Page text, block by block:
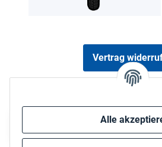
Alle
Vertrag